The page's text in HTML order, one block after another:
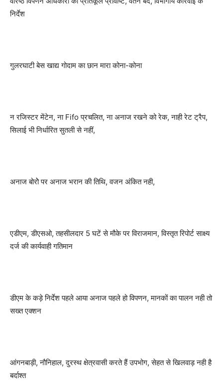
निर्देश
गुलरघाटी बेस खाद्य गोदाम का छान मारा कोना-कोना
न रजिस्टर मेंटेन, ना Fifo प्रचलित, ना अनाज रखने को रेक, नाही रेट ट्रैप,
सिलाई भी निर्धारित सुतली से नहीं,
अनाज बोरोे पर अनाज भरान की तिथि, वजन अंकित नही,
एडीएम, डीएसओ, तहसीलदार 5 घटें से मौके पर विराजमान, विस्तृत रिपोर्ट साक्ष्य
दर्ज की कार्यवाही गतिमान
डीएम के कड़े निर्देश पहले आया अनाज पहले हो विपणन, मानकों का पालन नही तो
सख्त एक्शन
आंगनबाड़ी, नौनिहाल, दुरस्थ क्षेत्रवासी करते हैं उपभोग, सेहत से खिलवाड़ नही है
बर्दाश्त